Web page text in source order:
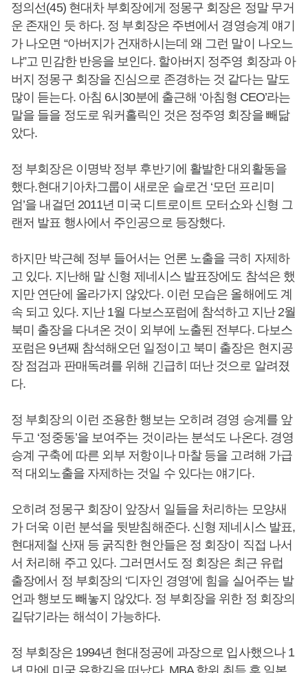
정의선(45) 현대차 부회장에게 정몽구 회장은 정말 무거
운 존재인 듯 하다. 정 부회장은 주변에서 경영승계 얘기
가 나오면 “아버지가 건재하시는데 왜 그런 말이 나오느
냐”고 민감한 반응을 보인다. 할아버지 정주영 회장과 아
버지 정몽구 회장을 진심으로 존경하는 것 같다는 말도
많이 듣는다. 아침 6시30분에 출근해 ‘아침형 CEO’라는
말을 들을 정도로 워커홀릭인 것은 정주영 회장을 빼닮
았다.
정 부회장은 이명박 정부 후반기에 활발한 대외활동을
했다.현대기아차그룹이 새로운 슬로건 ‘모던 프리미
엄’을 내걸던 2011년 미국 디트로이트 모터쇼와 신형 그
랜저 발표 행사에서 주인공으로 등장했다.
하지만 박근혜 정부 들어서는 언론 노출을 극히 자제하
고 있다. 지난해 말 신형 제네시스 발표장에도 참석은 했
지만 연단에 올라가지 않았다. 이런 모습은 올해에도 계
속 되고 있다. 지난 1월 다보스포럼에 참석하고 지난 2월
북미 출장을 다녀온 것이 외부에 노출된 전부다. 다보스
포럼은 9년째 참석해오던 일정이고 북미 출장은 현지공
장 점검과 판매독려를 위해 긴급히 떠난 것으로 알려졌
다.
정 부회장의 이런 조용한 행보는 오히려 경영 승계를 앞
두고 ‘정중동’을 보여주는 것이라는 분석도 나온다. 경영
승계 구축에 따른 외부 저항이나 마찰 등을 고려해 가급
적 대외노출을 자제하는 것일 수 있다는 얘기다.
오히려 정몽구 회장이 앞장서 일들을 처리하는 모양새
가 더욱 이런 분석을 뒷받침해준다. 신형 제네시스 발표,
현대제철 산재 등 굵직한 현안들은 정 회장이 직접 나서
서 처리해 주고 있다. 그러면서도 정 회장은 최근 유럽
출장에서 정 부회장의 ‘디자인 경영’에 힘을 실어주는 발
언과 행보도 빼놓지 않았다. 정 부회장을 위한 정 회장의
길닦기라는 해석이 가능하다.
정 부회장은 1994년 현대정공에 과장으로 입사했으나 1
년 만에 미국 유학길을 떠났다. MBA 학위 취득 후 일본